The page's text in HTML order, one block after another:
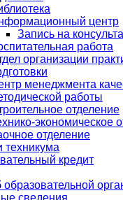
центр
Запись на
работа
организации
менеджмента
работы
отделение
экономическое
отделение
техникума
кредит
сведения